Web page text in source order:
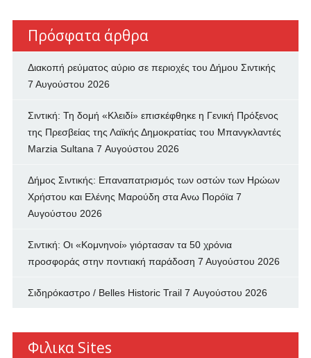
Πρόσφατα άρθρα
Διακοπή ρεύματος αύριο σε περιοχές του Δήμου Σιντικής
7 Αυγούστου 2026
Σιντική: Τη δομή «Κλειδί» επισκέφθηκε η Γενική Πρόξενος
της Πρεσβείας της Λαϊκής Δημοκρατίας του Μπανγκλαντές
Marzia Sultana 7 Αυγούστου 2026
Δήμος Σιντικής: Επαναπατρισμός των oστών των Ηρώων
Χρήστου και Ελένης Μαρούδη στα Ανω Πορόϊα 7
Αυγούστου 2026
Σιντική: Οι «Κομνηνοί» γιόρτασαν τα 50 χρόνια
προσφοράς στην ποντιακή παράδοση 7 Αυγούστου 2026
Σιδηρόκαστρο / Belles Historic Trail 7 Αυγούστου 2026
Φιλικα Sites